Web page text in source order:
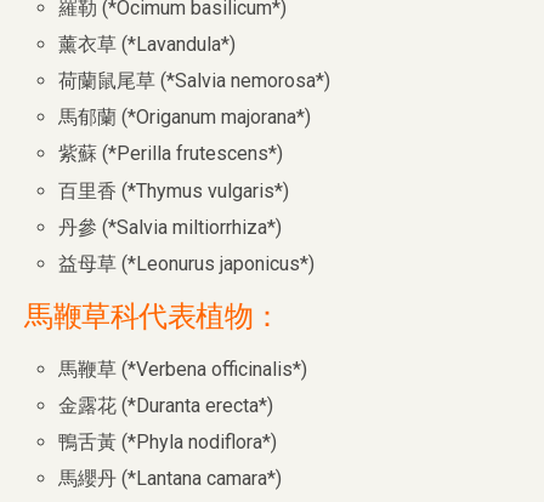
羅勒 (*Ocimum basilicum*)
薰衣草 (*Lavandula*)
荷蘭鼠尾草 (*Salvia nemorosa*)
馬郁蘭 (*Origanum majorana*)
紫蘇 (*Perilla frutescens*)
百里香 (*Thymus vulgaris*)
丹參 (*Salvia miltiorrhiza*)
益母草 (*Leonurus japonicus*)
馬鞭草科代表植物：
馬鞭草 (*Verbena officinalis*)
金露花 (*Duranta erecta*)
鴨舌黃 (*Phyla nodiflora*)
馬纓丹 (*Lantana camara*)